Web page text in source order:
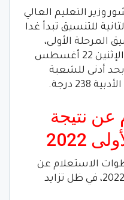
وزير التعليم العالي
للتنسيق تبدأ غدا
الأولى،
موضحا أنها تستمر حتى يوم الإثنين 22 أغسطس
و2 طالب، بحد أدنى للشعبة
عن نتيجة
2022
الاستعلام عن
نتيجة تنسيق المرحلة الأولى 2022، في ظل تزايد